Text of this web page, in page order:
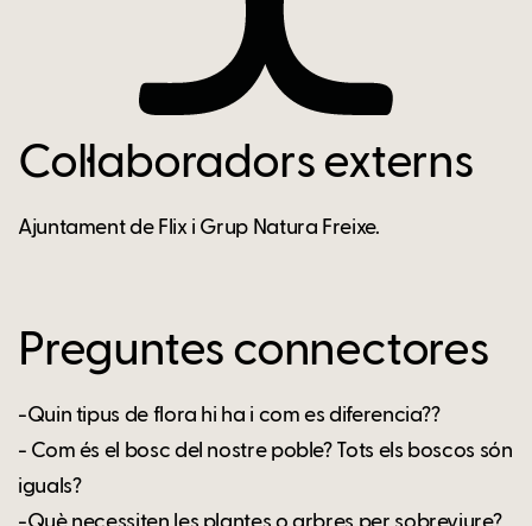
Col·laboradors externs
Ajuntament de Flix i Grup Natura Freixe.
Preguntes connectores
-Quin tipus de flora hi ha i com es diferencia??
- Com és el bosc del nostre poble? Tots els boscos són
iguals?